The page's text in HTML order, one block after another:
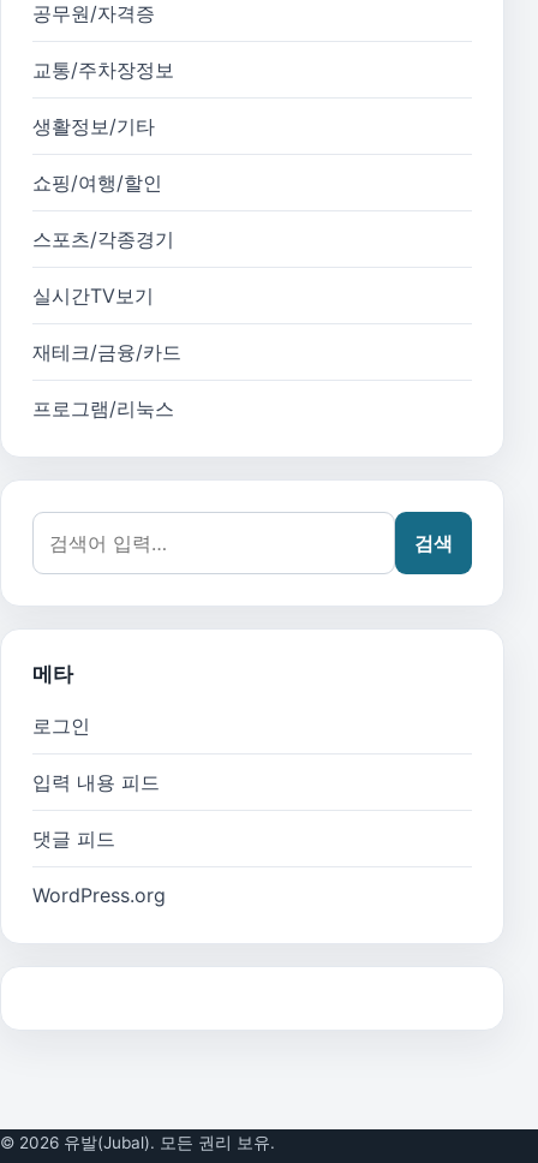
공무원/자격증
교통/주차장정보
생활정보/기타
쇼핑/여행/할인
스포츠/각종경기
실시간TV보기
재테크/금융/카드
프로그램/리눅스
검색어:
검색
메타
로그인
입력 내용 피드
댓글 피드
WordPress.org
© 2026 유발(Jubal). 모든 권리 보유.